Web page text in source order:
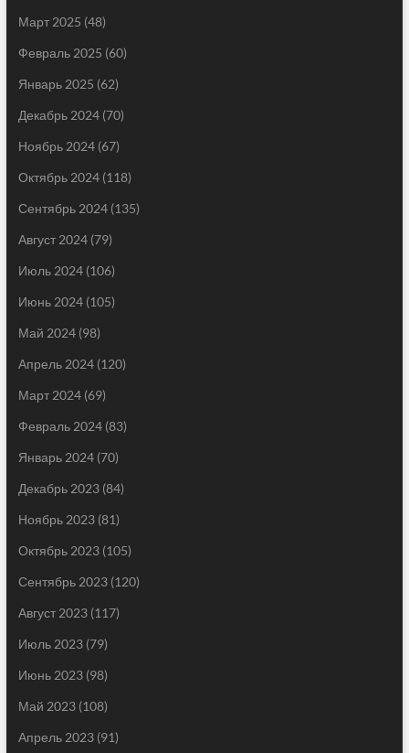
Март 2025 (48)
Февраль 2025 (60)
Январь 2025 (62)
Декабрь 2024(70)
Ноябрь 2024(67)
Октябрь 2024(118)
Сентябрь 2024(135)
Август 2024(79)
Июль 2024(106)
Июнь 2024(105)
Май 2024(98)
Апрель 2024(120)
Март 2024(69)
Февраль 2024(83)
Январь 2024(70)
Декабрь 2023(84)
Ноябрь 2023(81)
Октябрь 2023(105)
Сентябрь 2023(120)
Август 2023(117)
Июль 2023(79)
Июнь 2023(98)
Май 2023(108)
Апрель 2023(91)